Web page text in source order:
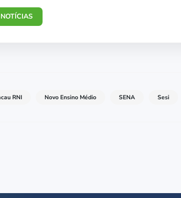
RNI Novo Ensino Médio SENA Sesi